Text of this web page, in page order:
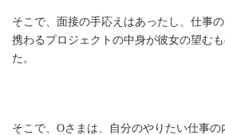
そこで、面接の手応えはあったし、仕事の
携わるプロジェクトの中身が彼女の望む
た。
そこで、Oさまは、自分のやりたい仕事の